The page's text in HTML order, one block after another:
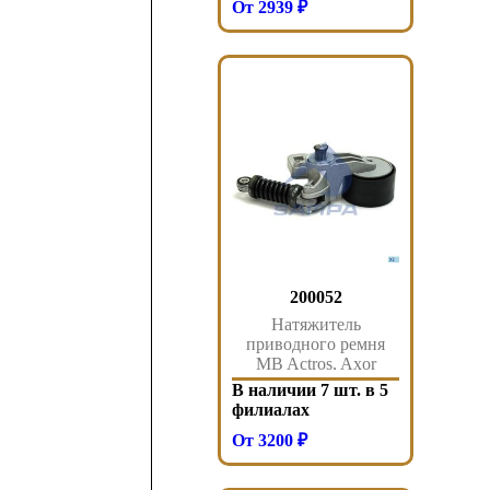
От 2939 ₽
200052
Натяжитель
приводного ремня
MB Actros, Axor
(ролик металл)
200.052 Sampa
В наличии 7 шт. в 5
филиалах
От 3200 ₽